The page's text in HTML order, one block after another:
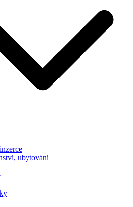
ubytování